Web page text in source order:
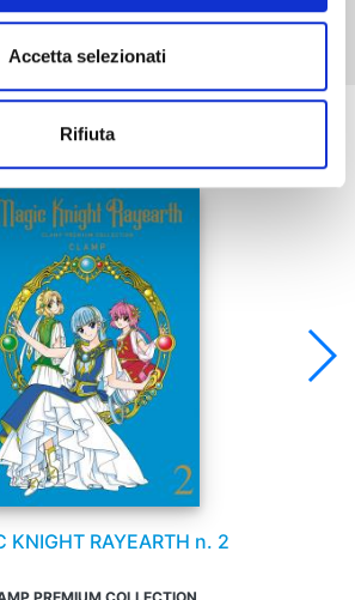
Accetta selezionati
Rifiutaprova anche:
KNIGHT RAYEARTH n. 2